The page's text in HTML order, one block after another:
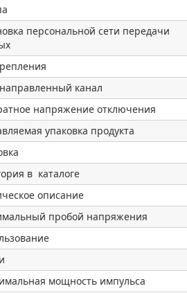
персональной сети передачи
канал
напряжение отключения
упаковка продукта
в каталоге
описание
пробой напряжения
мощность импульса